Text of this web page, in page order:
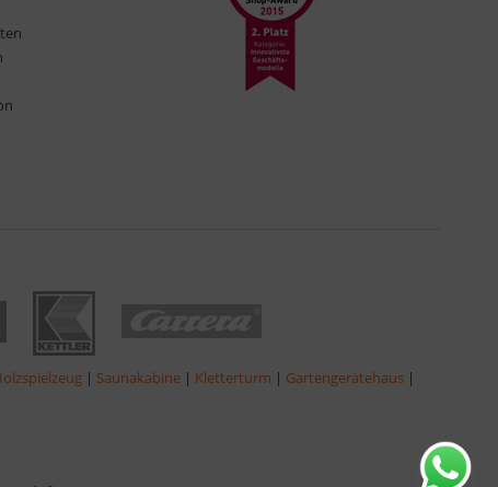
| Saunakabine | Kletterturm | Gartengerätehaus |